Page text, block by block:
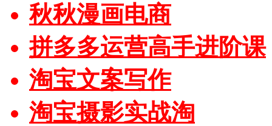
秋秋漫画电商
拼多多运营高手进阶课
淘宝文案写作
淘宝摄影实战淘